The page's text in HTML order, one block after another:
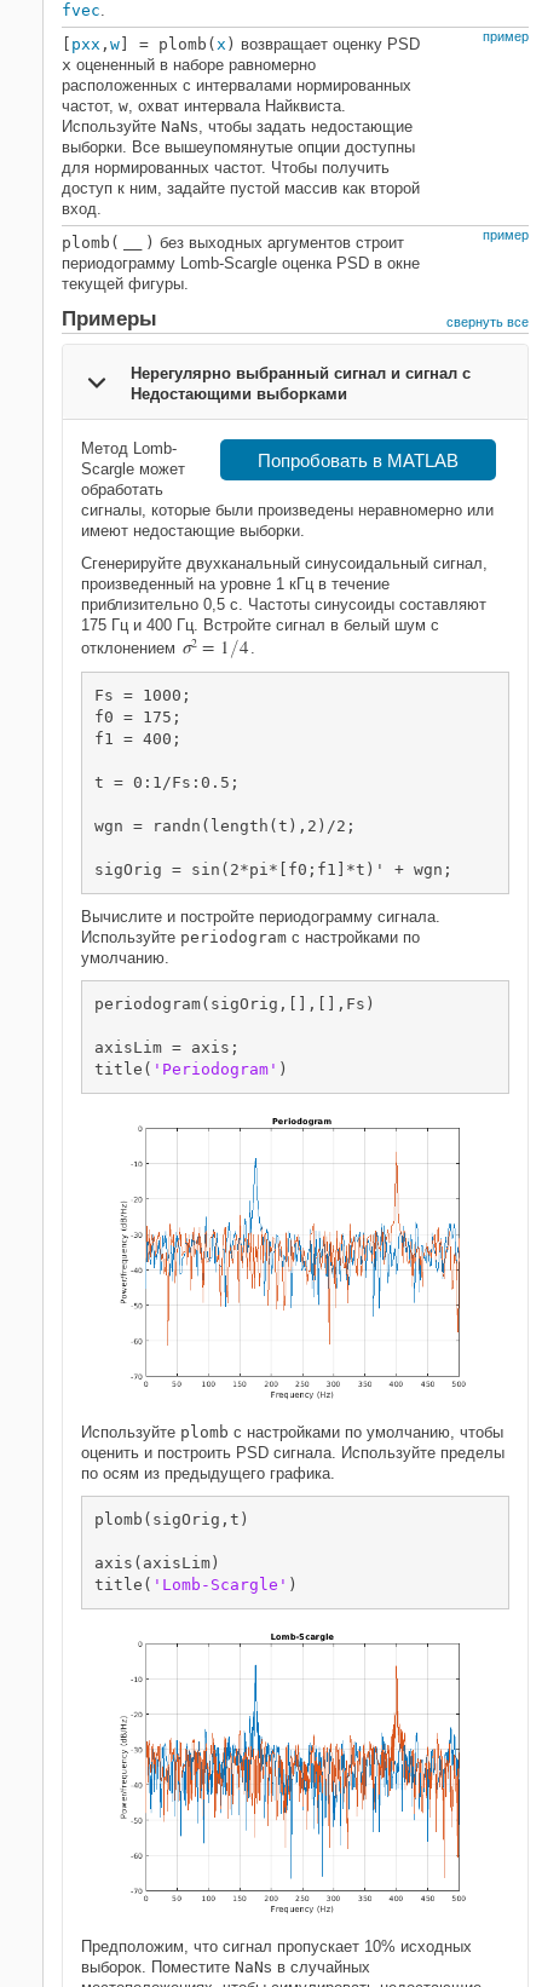
fvec.
пример
pxx , w ] = plomb( x ) возвращает оценку PSD
x оцененный в наборе равномерно
расположенных с интервалами нормированных
частот, w, охват интервала Найквиста.
Используйте NaNs, чтобы задать недостающие
выборки. Все вышеупомянутые опции доступны
для нормированных частот. Чтобы получить
доступ к ним, задайте пустой массив как второй
вход.
пример
plomb( ) без выходных аргументов строит
периодограмму Lomb-Scargle оценка PSD в окне
текущей фигуры.
Примеры свернуть все
Нерегулярно выбранный сигнал и сигнал с
Недостающими выборками
Попробовать в MATLAB
Метод Lomb-
Scargle может
обработать
сигналы, которые были произведены неравномерно или
имеют недостающие выборки.
Сгенерируйте двухканальный синусоидальный сигнал,
произведенный на уровне 1 кГц в течение
приблизительно 0,5 с. Частоты синусоиды составляют
175 Гц и 400 Гц. Встройте сигнал в белый шум с
отклонением σ2 = 1 /4
Fs = 1000;
f0 = 175;
f1 = 400;
t = 0:1/Fs:0.5;
wgn = randn(length(t),2)/2;
sigOrig = sin(2*pi*[f0;f1]*t)' + wgn;
Вычислите и постройте периодограмму сигнала.
Используйте periodogram с настройками по
умолчанию.
periodogram(sigOrig,[],[],Fs)
axisLim = axis;
title( 'Periodogram' )
Используйте plomb с настройками по умолчанию, чтобы
оценить и построить PSD сигнала. Используйте пределы
по осям из предыдущего графика.
plomb(sigOrig,t)
axis(axisLim)
title( 'Lomb-Scargle' )
Предположим, что сигнал пропускает 10% исходных
выборок. Поместите NaNs в случайных